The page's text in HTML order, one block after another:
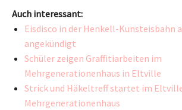
Auch interessant:
Eisdisco in der Henkell-Kunsteisbahn
angekündigt
Schüler zeigen Graffitiarbeiten im
Mehrgenerationenhaus in Eltville
Strick und Häkeltreff startet im
Mehrgenerationenhaus